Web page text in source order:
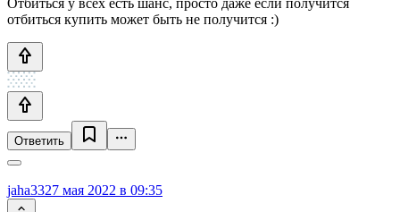
отбиться купить может быть не получится :)
Ответить
jaha3327 мая 2022 в 09:35